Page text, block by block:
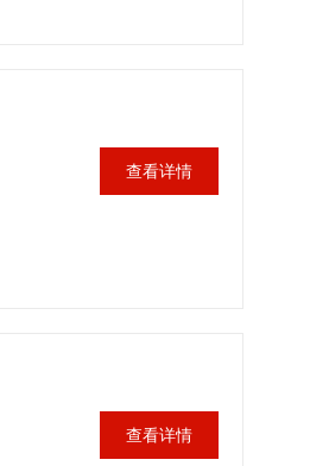
查看详情
查看详情